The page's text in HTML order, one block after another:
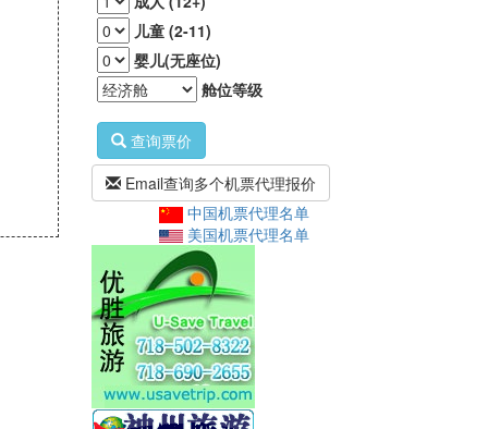
儿童 (2-11)
婴儿(无座位)
舱位等级
查询票价
Email查询多个机票代理报价
中国机票代理名单
美国机票代理名单